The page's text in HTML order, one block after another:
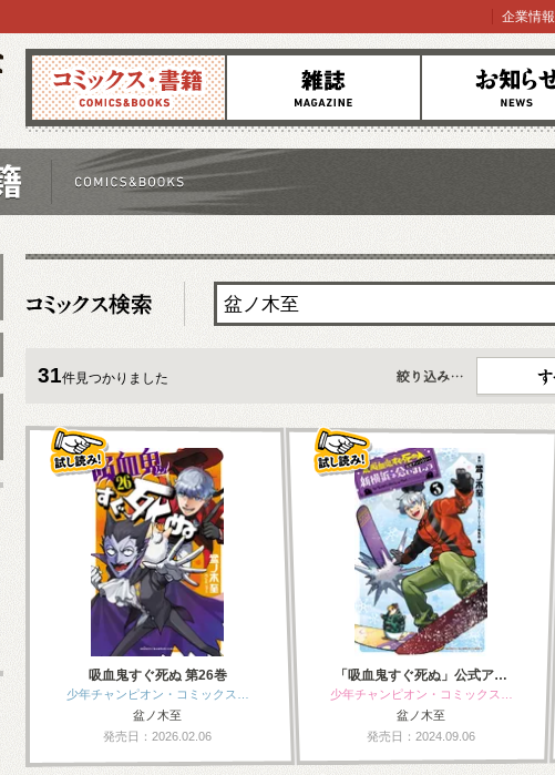
コミックス 雑誌 お知らせ
企業情報
31件見つかりました
すべて
吸血鬼すぐ死ぬ 第26巻
少年チャンピオン・コミックス…
盆ノ木至
発売日：2026.02.06
「吸血鬼すぐ死ぬ」公式ア…
少年チャンピオン・コミックス…
盆ノ木至
発売日：2024.09.06